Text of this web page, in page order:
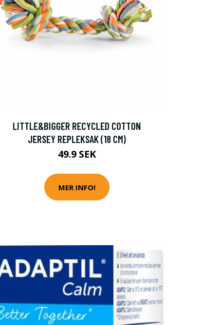
LITTLE&BIGGER RECYCLED COTTON
JERSEY REPLEKSAK (18 CM)
49.9 SEK
MER INFO!